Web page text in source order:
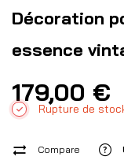
Décoration
essence
179,00 €
Rupture de
Compare